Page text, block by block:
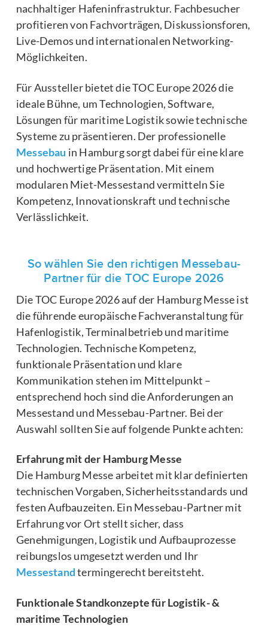
nachhaltiger Hafeninfrastruktur. Fachbesucher
profitieren von Fachvorträgen, Diskussionsforen,
Live-Demos und internationalen Networking-
Möglichkeiten.
Für Aussteller bietet die TOC Europe 2026 die
ideale Bühne, um Technologien, Software,
Lösungen für maritime Logistik sowie technische
Systeme zu präsentieren. Der professionelle
Messebau in Hamburg sorgt dabei für eine klare
und hochwertige Präsentation. Mit einem
modularen Miet-Messestand vermitteln Sie
Kompetenz, Innovationskraft und technische
Verlässlichkeit.
So wählen Sie den richtigen Messebau-
Partner für die TOC Europe 2026
Die TOC Europe 2026 auf der Hamburg Messe ist
die führende europäische Fachveranstaltung für
Hafenlogistik, Terminalbetrieb und maritime
Technologien. Technische Kompetenz,
funktionale Präsentation und klare
Kommunikation stehen im Mittelpunkt –
entsprechend hoch sind die Anforderungen an
Messestand und Messebau-Partner. Bei der
Auswahl sollten Sie auf folgende Punkte achten:
Erfahrung mit der Hamburg Messe
Die Hamburg Messe arbeitet mit klar definierten
technischen Vorgaben, Sicherheitsstandards und
festen Aufbauzeiten. Ein Messebau-Partner mit
Erfahrung vor Ort stellt sicher, dass
Genehmigungen, Logistik und Aufbauprozesse
reibungslos umgesetzt werden und Ihr
Messestandtermingerecht bereitsteht.
Funktionale Standkonzepte für Logistik- &
maritime Technologien